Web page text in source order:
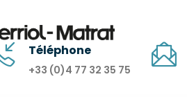
Téléphone
+33 (0)4 77 32 35 75